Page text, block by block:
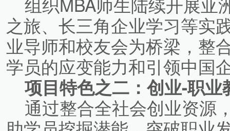
之旅、长三角企业学习等实
业导师和校友会为桥梁，整
学员的应变能力和引领中国
项目特色之二：创业-职业
通过整合全社会创业资源